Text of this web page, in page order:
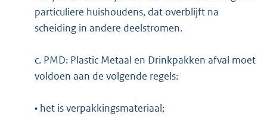
particuliere huishoudens, dat overblijft na
scheiding in andere deelstromen.
c. PMD: Plastic Metaal en Drinkpakken afval moet
voldoen aan de volgende regels:
• het is verpakkingsmateriaal;